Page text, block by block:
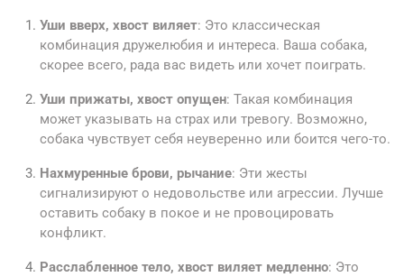
Уши вверх, хвост виляет: Это классическая
комбинация дружелюбия и интереса. Ваша собака,
скорее всего, рада вас видеть или хочет поиграть.
Уши прижаты, хвост опущен: Такая комбинация
может указывать на страх или тревогу. Возможно,
собака чувствует себя неуверенно или боится чего-то.
Нахмуренные брови, рычание: Эти жесты
сигнализируют о недовольстве или агрессии. Лучше
оставить собаку в покое и не провоцировать
конфликт.
Расслабленное тело, хвост виляет медленно: Это